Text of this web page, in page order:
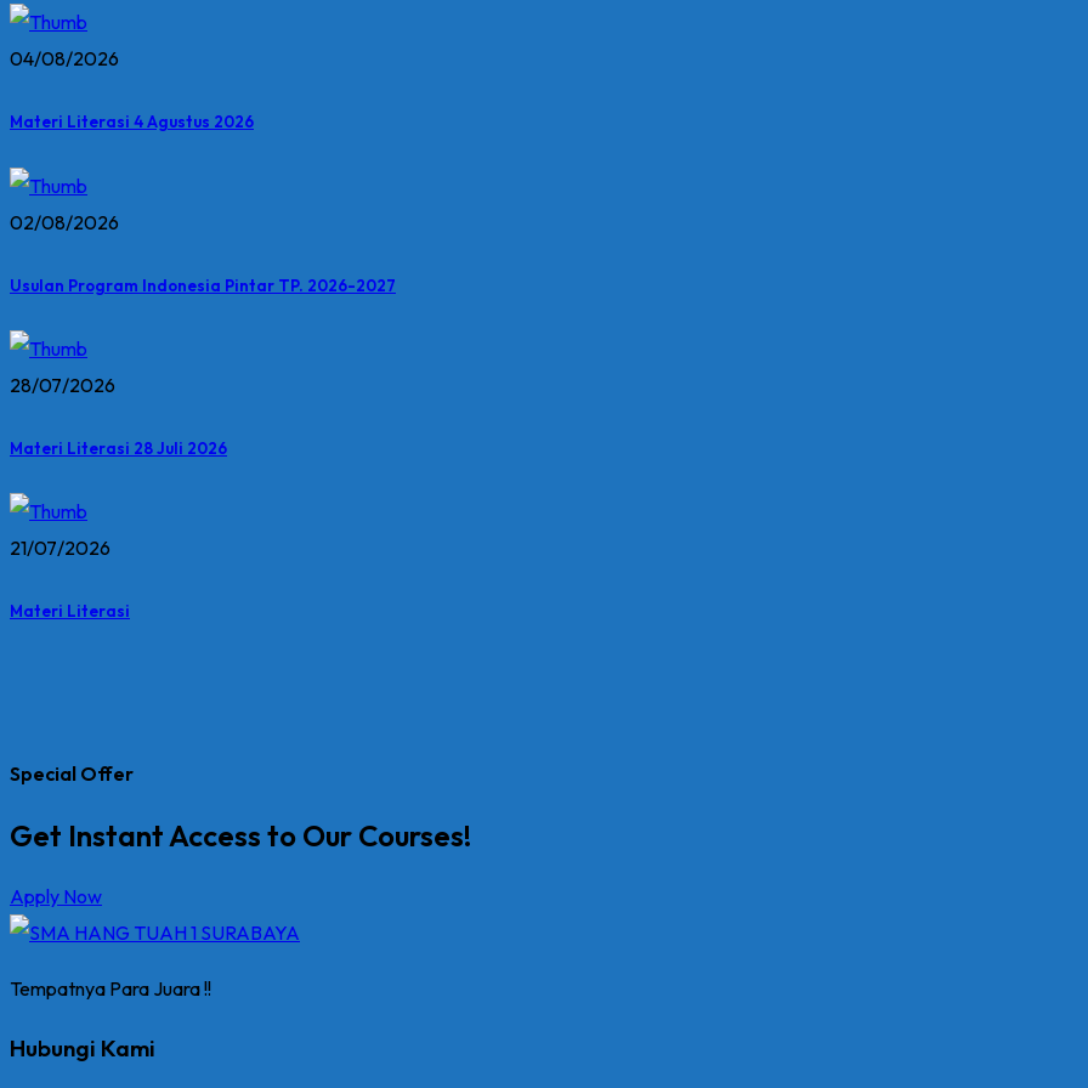
04/08/2026
Materi Literasi 4 Agustus 2026
02/08/2026
Usulan Program Indonesia Pintar TP. 2026-2027
28/07/2026
Materi Literasi 28 Juli 2026
21/07/2026
Materi Literasi
Special Offer
Get Instant Access to Our Courses!
Apply Now
Tempatnya Para Juara !!
Hubungi Kami